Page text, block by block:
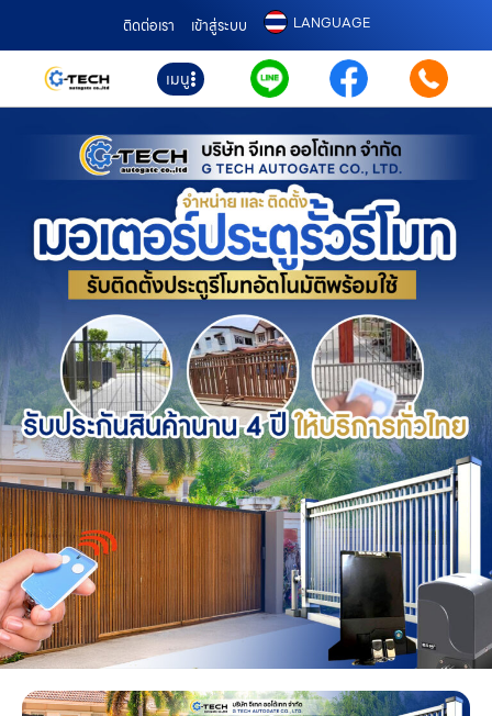
ติดต่อเรา เข้าสู่ระบบ LANGUAGE
เมนู